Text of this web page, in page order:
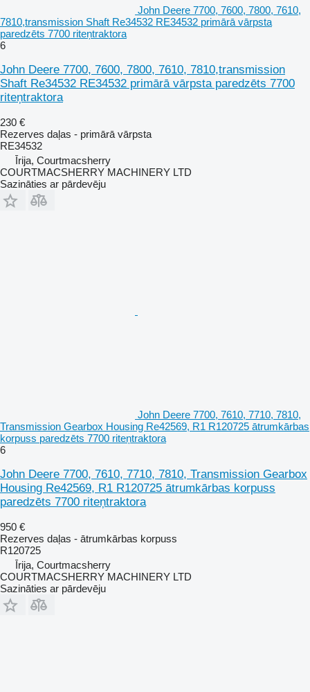
John Deere 7700, 7600, 7800, 7610,
7810,transmission Shaft Re34532 RE34532 primārā vārpsta
paredzēts 7700 riteņtraktora
6
John Deere 7700, 7600, 7800, 7610, 7810,transmission
Shaft Re34532 RE34532 primārā vārpsta paredzēts 7700
riteņtraktora
230 €
Rezerves daļas - primārā vārpsta
RE34532
Īrija, Courtmacsherry
COURTMACSHERRY MACHINERY LTD
Sazināties ar pārdevēju
John Deere 7700, 7610, 7710, 7810,
Transmission Gearbox Housing Re42569, R1 R120725 ātrumkārbas
korpuss paredzēts 7700 riteņtraktora
6
John Deere 7700, 7610, 7710, 7810, Transmission Gearbox
Housing Re42569, R1 R120725 ātrumkārbas korpuss
paredzēts 7700 riteņtraktora
950 €
Rezerves daļas - ātrumkārbas korpuss
R120725
Īrija, Courtmacsherry
COURTMACSHERRY MACHINERY LTD
Sazināties ar pārdevēju